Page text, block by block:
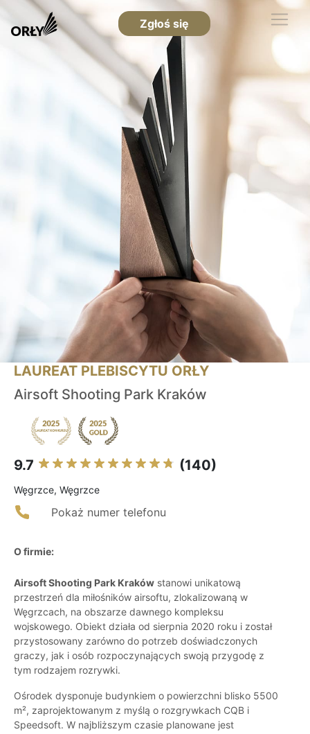
Zgłoś się
LAUREAT PLEBISCYTU ORŁY
Airsoft Shooting Park Kraków
9.7 (140)
Węgrzce, Węgrzce
Pokaż numer telefonu
O firmie:
Airsoft Shooting Park Kraków stanowi unikatową
przestrzeń dla miłośników airsoftu, zlokalizowaną w
Węgrzcach, na obszarze dawnego kompleksu
wojskowego. Obiekt działa od sierpnia 2020 roku i został
przystosowany zarówno do potrzeb doświadczonych
graczy, jak i osób rozpoczynających swoją przygodę z
tym rodzajem rozrywki.
Ośrodek dysponuje budynkiem o powierzchni blisko 5500
m², zaprojektowanym z myślą o rozgrywkach CQB i
Speedsoft. W najbliższym czasie planowane jest